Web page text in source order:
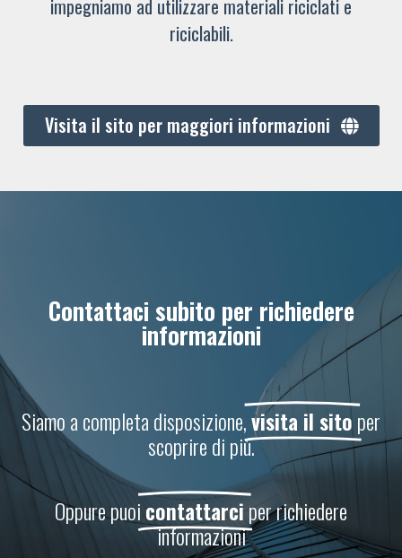
impegniamo ad utilizzare materiali riciclati e
riciclabili.
Visita il sito per maggiori informazioni
Contattaci subito per richiedere
informazioni
Siamo a completa disposizione,visita il sitoper
scoprire di più.
Oppure puoicontattarciper richiedere
informazioni